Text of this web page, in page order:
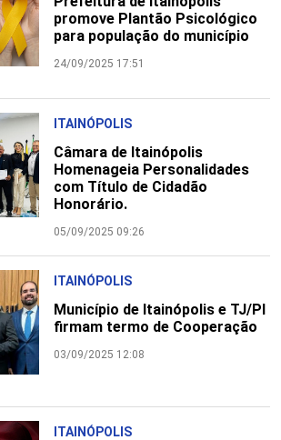
promove Plantão Psicológico
para população do município
24/09/2025 17:51
ITAINÓPOLIS
Câmara de Itainópolis
Homenageia Personalidades
com Título de Cidadão
Honorário.
05/09/2025 09:26
ITAINÓPOLIS
Município de Itainópolis e TJ/PI
firmam termo de Cooperação
03/09/2025 12:08
ITAINÓPOLIS